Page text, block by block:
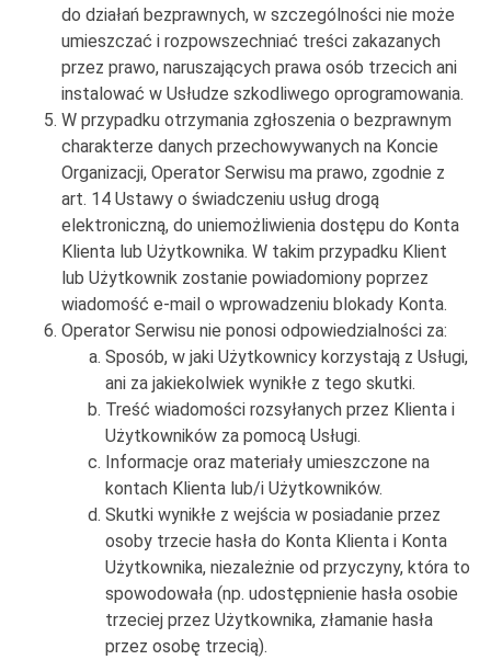
do działań bezprawnych, w szczególności nie może
umieszczać i rozpowszechniać treści zakazanych
przez prawo, naruszających prawa osób trzecich ani
instalować w Usłudze szkodliwego oprogramowania.
W przypadku otrzymania zgłoszenia o bezprawnym
charakterze danych przechowywanych na Koncie
Organizacji, Operator Serwisu ma prawo, zgodnie z
art. 14 Ustawy o świadczeniu usług drogą
elektroniczną, do uniemożliwienia dostępu do Konta
Klienta lub Użytkownika. W takim przypadku Klient
lub Użytkownik zostanie powiadomiony poprzez
wiadomość e-mail o wprowadzeniu blokady Konta.
Operator Serwisu nie ponosi odpowiedzialności za:
Sposób, w jaki Użytkownicy korzystają z Usługi,
ani za jakiekolwiek wynikłe z tego skutki.
Treść wiadomości rozsyłanych przez Klienta i
Użytkowników za pomocą Usługi.
Informacje oraz materiały umieszczone na
kontach Klienta lub/i Użytkowników.
Skutki wynikłe z wejścia w posiadanie przez
osoby trzecie hasła do Konta Klienta i Konta
Użytkownika, niezależnie od przyczyny, która to
spowodowała (np. udostępnienie hasła osobie
trzeciej przez Użytkownika, złamanie hasła
przez osobę trzecią).